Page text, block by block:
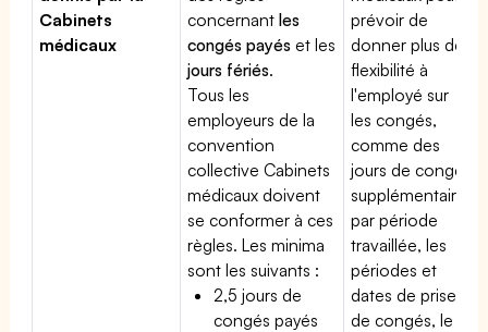
Cabinets
médicaux
concernantles
congés payés et les
jours fériés.
Tous les
employeurs de la
convention
collective Cabinets
médicaux doivent
se conformer à ces
règles. Les minima
sont les suivants :
2,5 jours de
congés payés
prévoir de
donner plus de
flexibilité à
l'employé sur
les congés,
comme des
jours de congé
supplémentaires
par période
travaillée, les
périodes et
dates de prise
de congés, le